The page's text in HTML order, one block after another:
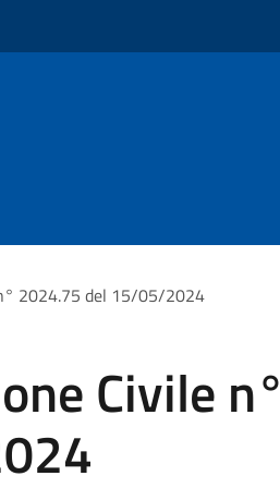
2024.75 del 15/05/2024
Civile n°